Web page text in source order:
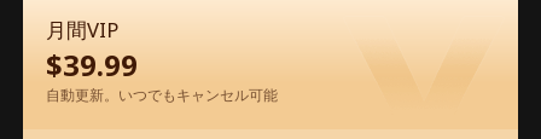
月間VIP
$39.99
自動更新。いつでもキャンセル可能